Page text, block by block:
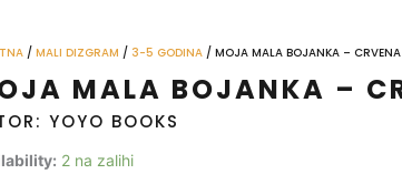
/MALI DIZGRAM / 3-5 GODINA / MOJA MALA BOJANKA – CRVENA
MALA BOJANKA –
YOYO BOOKS
2 na zalihi